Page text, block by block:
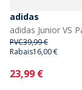
adidas
PVC39,99 €
Rabais16,00 €
Current
23,99 €